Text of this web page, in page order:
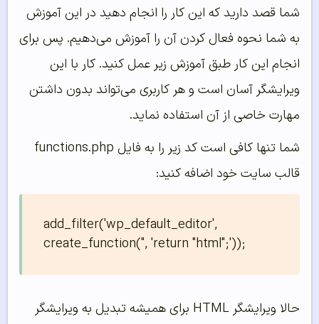
شما قصد دارید که این کار را انجام دهید در این آموزش
به شما نحوه فعال کردن آن را آموزش می‌‌‌‌‌دهیم. پس برای
انجام این کار طبق آموزش زیر عمل کنید. کار با این
ویرایشگر آسان است و هر کاربری می‌تواند بدون داشتن
مهارت خاصی از آن استفاده نماید.
شما تنها کافی است کد زیر را به فایل functions.php
قالب سایت خود اضافه کنید:
add_filter('wp_default_editor',
create_function('', 'return "html";'));
حالا ویرایشگر HTML برای همیشه تبدیل به ویرایشگر